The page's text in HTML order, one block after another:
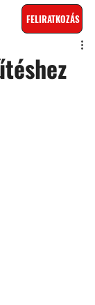
FELIRATKOZÁS